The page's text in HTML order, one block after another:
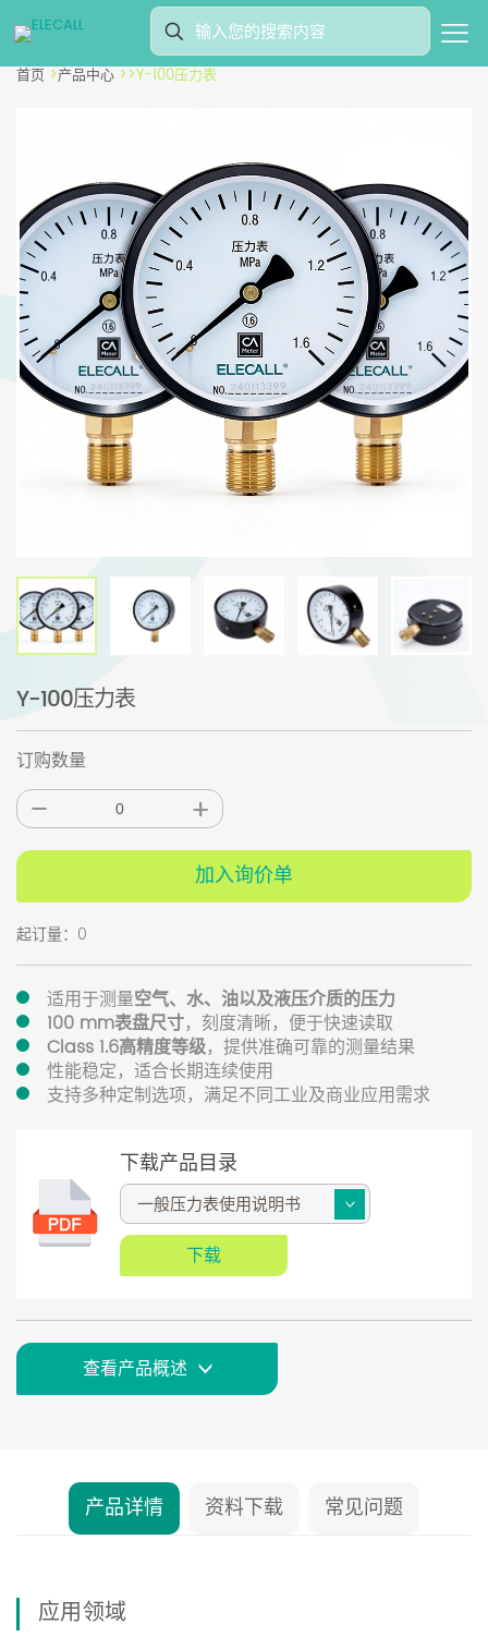
首页 >产品中心 >>Y-100压力表
Y-100压力表
订购数量
加入询价单
起订量：0
适用于测量空气、水、油以及液压介质的压力
100 mm表盘尺寸，刻度清晰，便于快速读取
Class 1.6高精度等级，提供准确可靠的测量结果
性能稳定，适合长期连续使用
支持多种定制选项，满足不同工业及商业应用需求
下载产品目录
下载
查看产品概述
产品详情 资料下载 常见问题
应用领域